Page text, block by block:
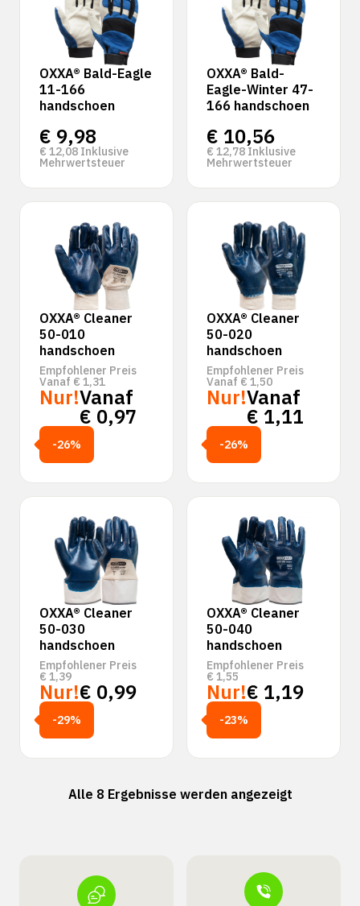
OXXA® Bald-Eagle
11-166
handschoen
€ 9,98
€ 12,08 Inklusive
Mehrwertsteuer
OXXA® Bald-
Eagle-Winter 47-
166 handschoen
€ 10,56
€ 12,78 Inklusive
Mehrwertsteuer
OXXA® Cleaner
50-010
handschoen
Empfohlener Preis
Vanaf € 1,31
Nur!Vanaf
€ 0,97
-26%
OXXA® Cleaner
50-020
handschoen
Empfohlener Preis
Vanaf € 1,50
Nur!Vanaf
€ 1,11
-26%
OXXA® Cleaner
50-030
handschoen
Empfohlener Preis
€ 1,39
Nur!€ 0,99
-29%
OXXA® Cleaner
50-040
handschoen
Empfohlener Preis
€ 1,55
Nur!€ 1,19
-23%
Alle 8 Ergebnisse werden angezeigt